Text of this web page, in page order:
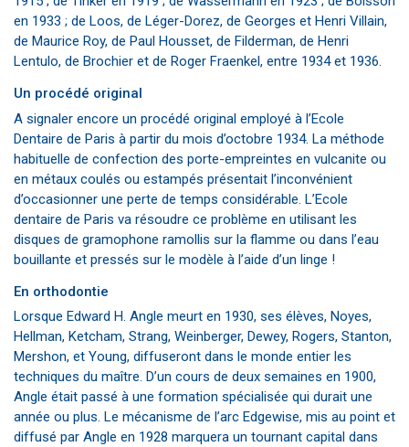
en 1933 ; de Loos, de Léger-Dorez, de Georges et Henri Villain,
de Maurice Roy, de Paul Housset, de Filderman, de Henri
Lentulo, de Brochier et de Roger Fraenkel, entre 1934 et 1936.
Un procédé original
A signaler encore un procédé original employé à l’Ecole
Dentaire de Paris à partir du mois d’octobre 1934. La méthode
habituelle de confection des porte-empreintes en vulcanite ou
en métaux coulés ou estampés présentait l’inconvénient
d’occasionner une perte de temps considérable. L’Ecole
dentaire de Paris va résoudre ce problème en utilisant les
disques de gramophone ramollis sur la flamme ou dans l’eau
bouillante et pressés sur le modèle à l’aide d’un linge !
En orthodontie
Lorsque Edward H. Angle meurt en 1930, ses élèves, Noyes,
Hellman, Ketcham, Strang, Weinberger, Dewey, Rogers, Stanton,
Mershon, et Young, diffuseront dans le monde entier les
techniques du maître. D’un cours de deux semaines en 1900,
Angle était passé à une formation spécialisée qui durait une
année ou plus. Le mécanisme de l’arc Edgewise, mis au point et
diffusé par Angle en 1928 marquera un tournant capital dans